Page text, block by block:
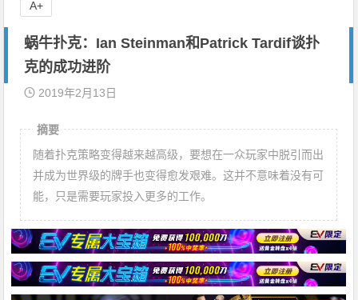
蜗牛扑克：Ian Steinman和Patrick Tardif谈扑
克的成功进阶
2019年2月13日
摘要
随着扑克策略变得越来越高级，要想在一众玩家中脱引而出
并成为世界级的牌手也变得愈发艰难。这并不意味着没有可
能，只是需要玩家投入更多的工作。
A+